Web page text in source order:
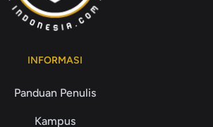
INFORMASI
Panduan Penulis
Kampus